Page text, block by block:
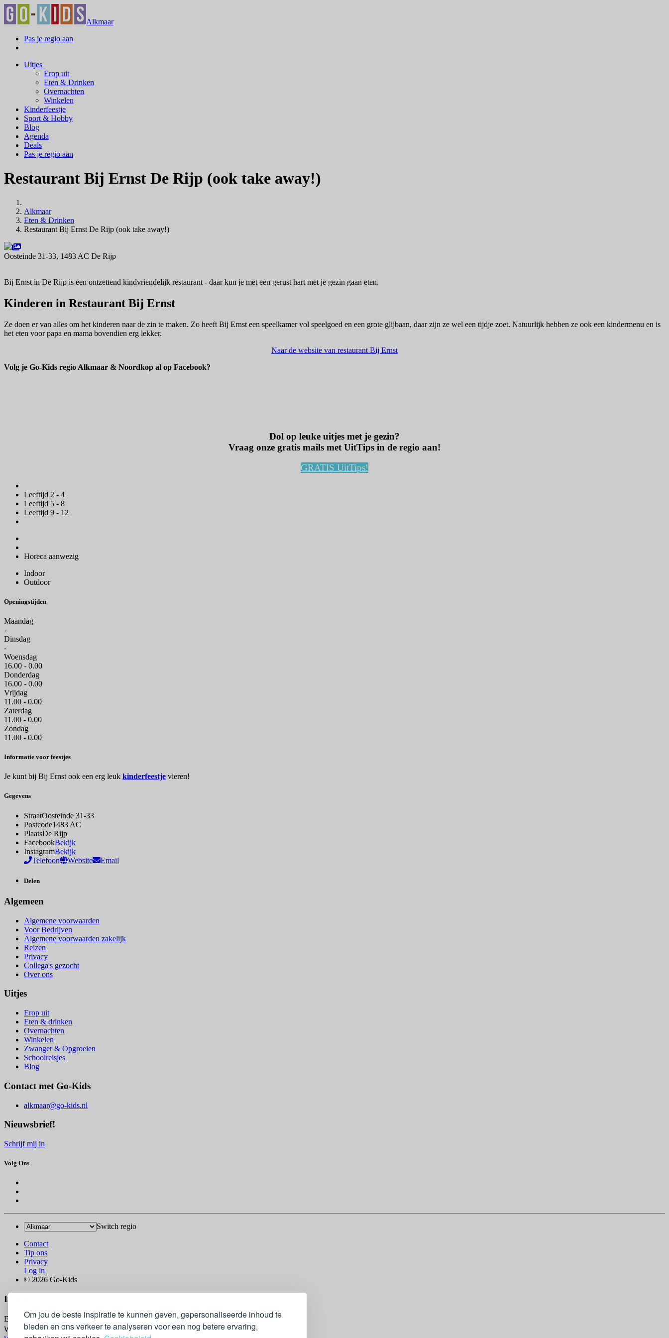
Om jou de beste inspiratie te kunnen geven, gepersonaliseerde inhoud te
bieden en ons verkeer te analyseren voor een nog betere ervaring,
Alkmaar
Pas je regio aan
Uitjes
Erop uit
Eten & Drinken
Overnachten
Winkelen
Kinderfeestje
Sport & Hobby
Blog
Agenda
Deals
Pas je regio aan
Restaurant Bij Ernst De Rijp (ook take away!)
Alkmaar
Eten & Drinken
Restaurant Bij Ernst De Rijp (ook take away!)
Oosteinde 31-33, 1483 AC De Rijp
Bij Ernst in De Rijp is een ontzettend kindvriendelijk restaurant - daar kun je met een gerust hart met je gezin gaan eten.
Kinderen in Restaurant Bij Ernst
Ze doen er van alles om het kinderen naar de zin te maken. Zo heeft Bij Ernst een speelkamer vol speelgoed en een grote glijbaan, daar zijn ze wel een tijdje zoet. Natuurlijk hebben ze ook een kindermenu en is
het eten voor papa en mama bovendien erg lekker.
Naar de website van restaurant Bij Ernst
Volg je Go-Kids regio Alkmaar & Noordkop al op Facebook?
Dol op leuke uitjes met je gezin?
Vraag onze gratis mails met UitTips in de regio aan!
GRATIS UitTips!
Leeftijd 2 - 4
Leeftijd 5 - 8
Leeftijd 9 - 12
Horeca aanwezig
Indoor
Outdoor
Openingstijden
Maandag
-
Dinsdag
-
Woensdag
16.00 - 0.00
Donderdag
16.00 - 0.00
Vrijdag
11.00 - 0.00
Zaterdag
11.00 - 0.00
Zondag
11.00 - 0.00
Informatie voor feestjes
Je kunt bij Bij Ernst ook een erg leuk kinderfeestje vieren!
Gegevens
StraatOosteinde 31-33
Postcode1483 AC
PlaatsDe Rijp
FacebookBekijk
InstagramBekijk
Telefoon
Website Email
Delen
Algemeen
Algemene voorwaarden
Voor Bedrijven
Algemene voorwaarden zakelijk
Reizen
Privacy
Collega's gezocht
Over ons
Uitjes
Erop uit
Eten & drinken
Overnachten
Winkelen
Zwanger & Opgroeien
Schoolreisjes
Blog
Contact met Go-Kids
alkmaar@go-kids.nl
Nieuwsbrief!
Schrijf mij in
Volg Ons
Switch regio
Contact
Tip ons
Privacy
Log in
© 2026 Go-Kids
Log In
Email
Wachtwoord